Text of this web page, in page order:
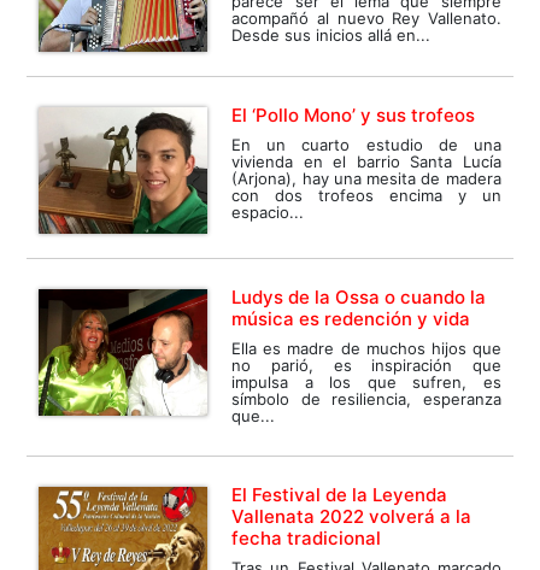
acompañó al nuevo Rey Vallenato.
Desde sus inicios allá en...
El ‘Pollo Mono’ y sus trofeos
En un cuarto estudio de una
vivienda en el barrio Santa Lucía
(Arjona), hay una mesita de madera
con dos trofeos encima y un
espacio...
Ludys de la Ossa o cuando la
música es redención y vida
Ella es madre de muchos hijos que
no parió, es inspiración que
impulsa a los que sufren, es
símbolo de resiliencia, esperanza
que...
El Festival de la Leyenda
Vallenata 2022 volverá a la
fecha tradicional